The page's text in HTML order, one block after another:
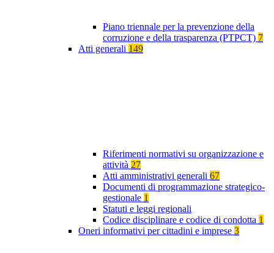
Piano triennale per la prevenzione della
corruzione e della trasparenza (PTPCT) 7
Atti generali 149
Riferimenti normativi su organizzazione e
attività 27
Atti amministrativi generali 67
Documenti di programmazione strategico-
gestionale 1
Statuti e leggi regionali
Codice disciplinare e codice di condotta 1
Oneri informativi per cittadini e imprese 3